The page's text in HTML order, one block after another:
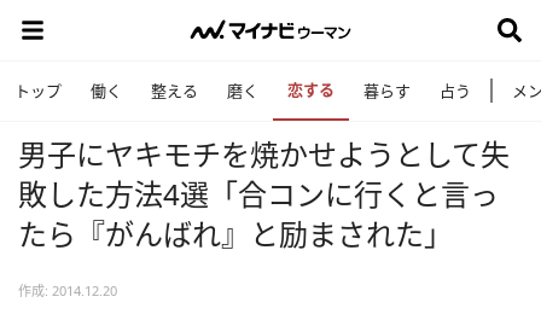
トップ 働く 整える 磨く 恋する 暮らす 占う メ
男子にヤキモチを焼かせようとして失
敗した方法4選「合コンに行くと言っ
たら『がんばれ』と励まされた」
作成: 2014.12.20